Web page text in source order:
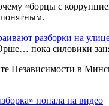
«борцы с
разборки на
пока силовики
Независимости в
попала на видео